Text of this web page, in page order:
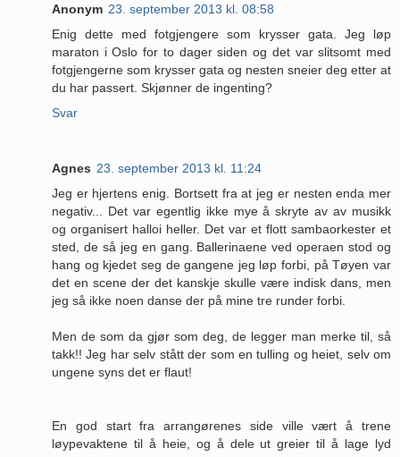
Anonym 23. september 2013 kl. 08:58
Enig dette med fotgjengere som krysser gata. Jeg løp
maraton i Oslo for to dager siden og det var slitsomt med
fotgjengerne som krysser gata og nesten sneier deg etter at
du har passert. Skjønner de ingenting?
Svar
Agnes 23. september 2013 kl. 11:24
Jeg er hjertens enig. Bortsett fra at jeg er nesten enda mer
negativ... Det var egentlig ikke mye å skryte av av musikk
og organisert halloi heller. Det var et flott sambaorkester et
sted, de så jeg en gang. Ballerinaene ved operaen stod og
hang og kjedet seg de gangene jeg løp forbi, på Tøyen var
det en scene der det kanskje skulle være indisk dans, men
jeg så ikke noen danse der på mine tre runder forbi.
Men de som da gjør som deg, de legger man merke til, så
takk!! Jeg har selv stått der som en tulling og heiet, selv om
ungene syns det er flaut!
En god start fra arrangørenes side ville vært å trene
løypevaktene til å heie, og å dele ut greier til å lage lyd